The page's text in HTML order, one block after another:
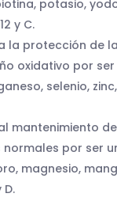
potasio,
y C.
la protección de
oxidativo por
selenio,
mantenimiento
normales por ser
magnesio,